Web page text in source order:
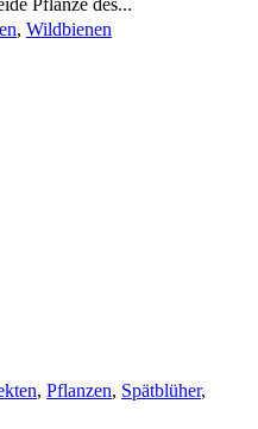
, Wildbienen
, Pflanzen, Spätblüher,